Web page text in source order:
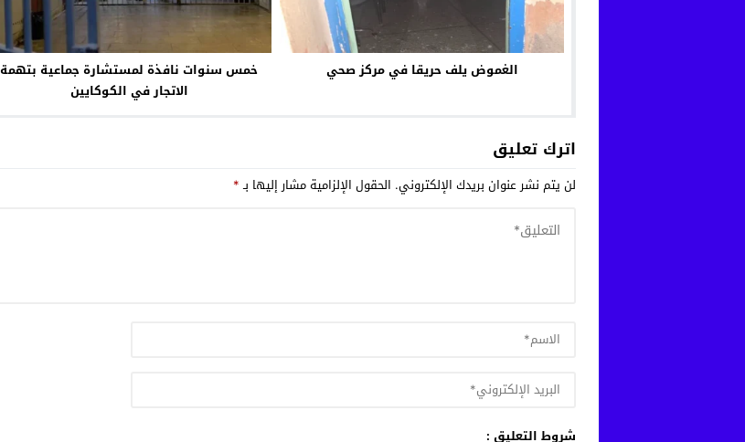
الغموض يلف حريقا في مركز صحي
خمس سنوات نافذة لمستشارة جماعية بتهمة
الاتجار في الكوكايين
اترك تعليق
لن يتم نشر عنوان بريدك الإلكتروني. الحقول الإلزامية مشار إليها بـ*
شروط التعليق :